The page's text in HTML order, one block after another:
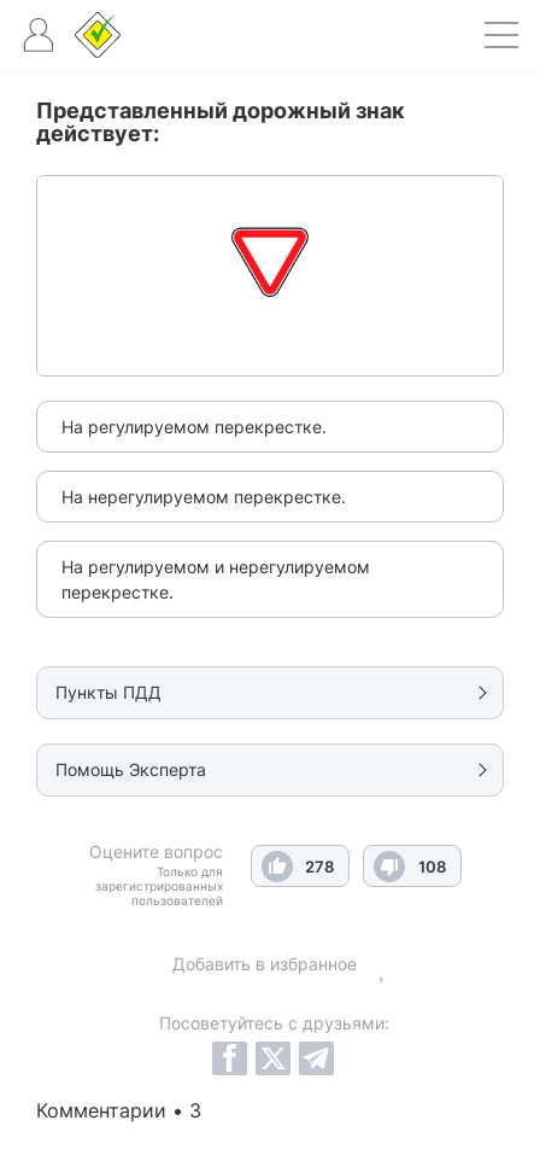
Представленный дорожный знак
действует:
На регулируемом перекрестке.
На нерегулируемом перекрестке.
На регулируемом и нерегулируемом
перекрестке.
Пункты ПДД
Помощь Эксперта
Оцените вопрос
Только для
зарегистрированных
пользователей
278 108
Добавить в избранное
Посоветуйтесь с друзьями:
Комментарии • 3